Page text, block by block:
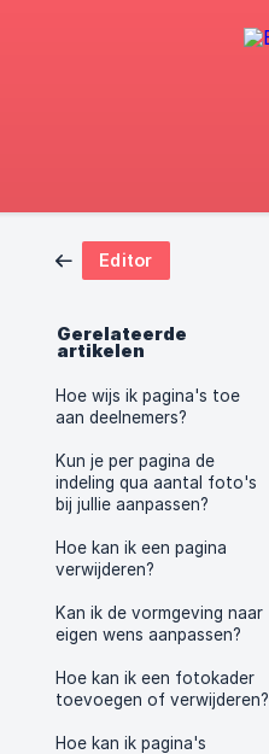
Editor
Gerelateerde
artikelen
Hoe wijs ik pagina's toe
aan deelnemers?
Kun je per pagina de
indeling qua aantal foto's
bij jullie aanpassen?
Hoe kan ik een pagina
verwijderen?
Kan ik de vormgeving naar
eigen wens aanpassen?
Hoe kan ik een fotokader
toevoegen of verwijderen?
Hoe kan ik pagina's